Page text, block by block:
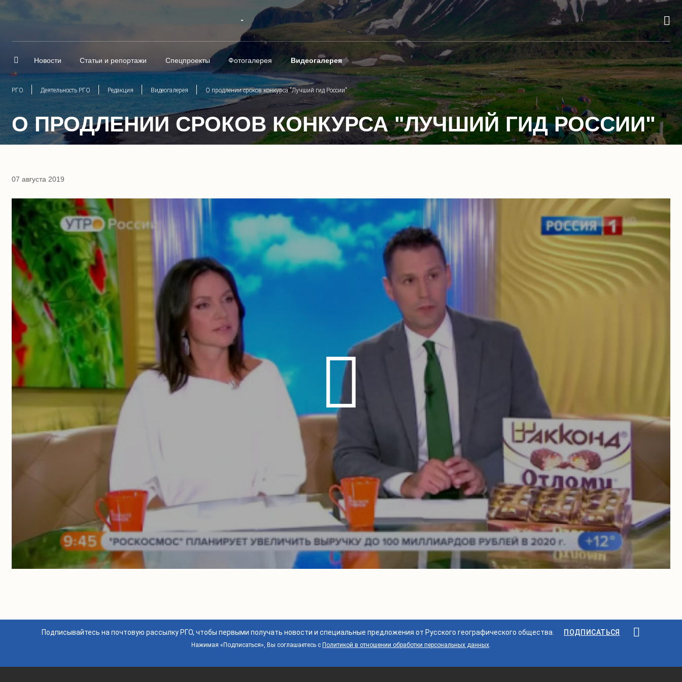
Новости Статьи и репортажи Спецпроекты Фотогалерея Видеогалерея
РГО Деятельность РГО Редакция Видеогалерея О продлении сроков конкурса "Лучший гид России"
О ПРОДЛЕНИИ СРОКОВ КОНКУРСА "ЛУЧШИЙ ГИД РОССИИ"
07 августа 2019
Подписывайтесь на почтовую рассылку РГО, чтобы первыми получать новости и специальные предложения от Русского географического общества. ПОДПИСАТЬСЯ
Нажимая «Подписаться», Вы соглашаетесь с Политикой в отношении обработки персональных данных.